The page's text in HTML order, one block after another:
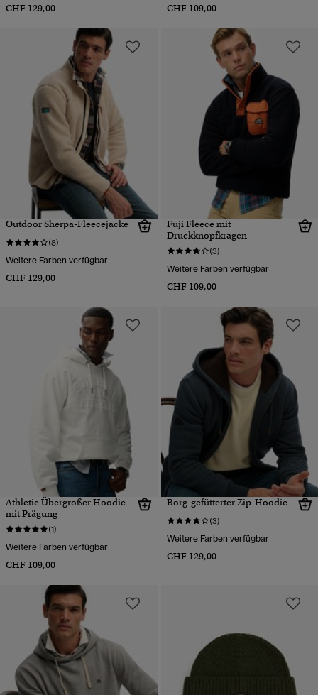
CHF 129,00 CHF 109,00
Outdoor Sherpa-Fleecejacke
(8)
Weitere Farben verfügbar
CHF 129,00
Fuji Fleece mit
Druckknopfkragen
(3)
Weitere Farben verfügbar
CHF 109,00
Athletic Übergroßer Hoodie
mit Prägung
(1)
Weitere Farben verfügbar
CHF 109,00
Borg-gefütterter Zip-Hoodie
(3)
Weitere Farben verfügbar
CHF 129,00